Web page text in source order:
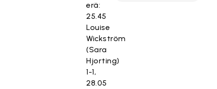
erä:
25.45
Louise
Wickström
(Sara
Hjorting)
1-1,
28.05